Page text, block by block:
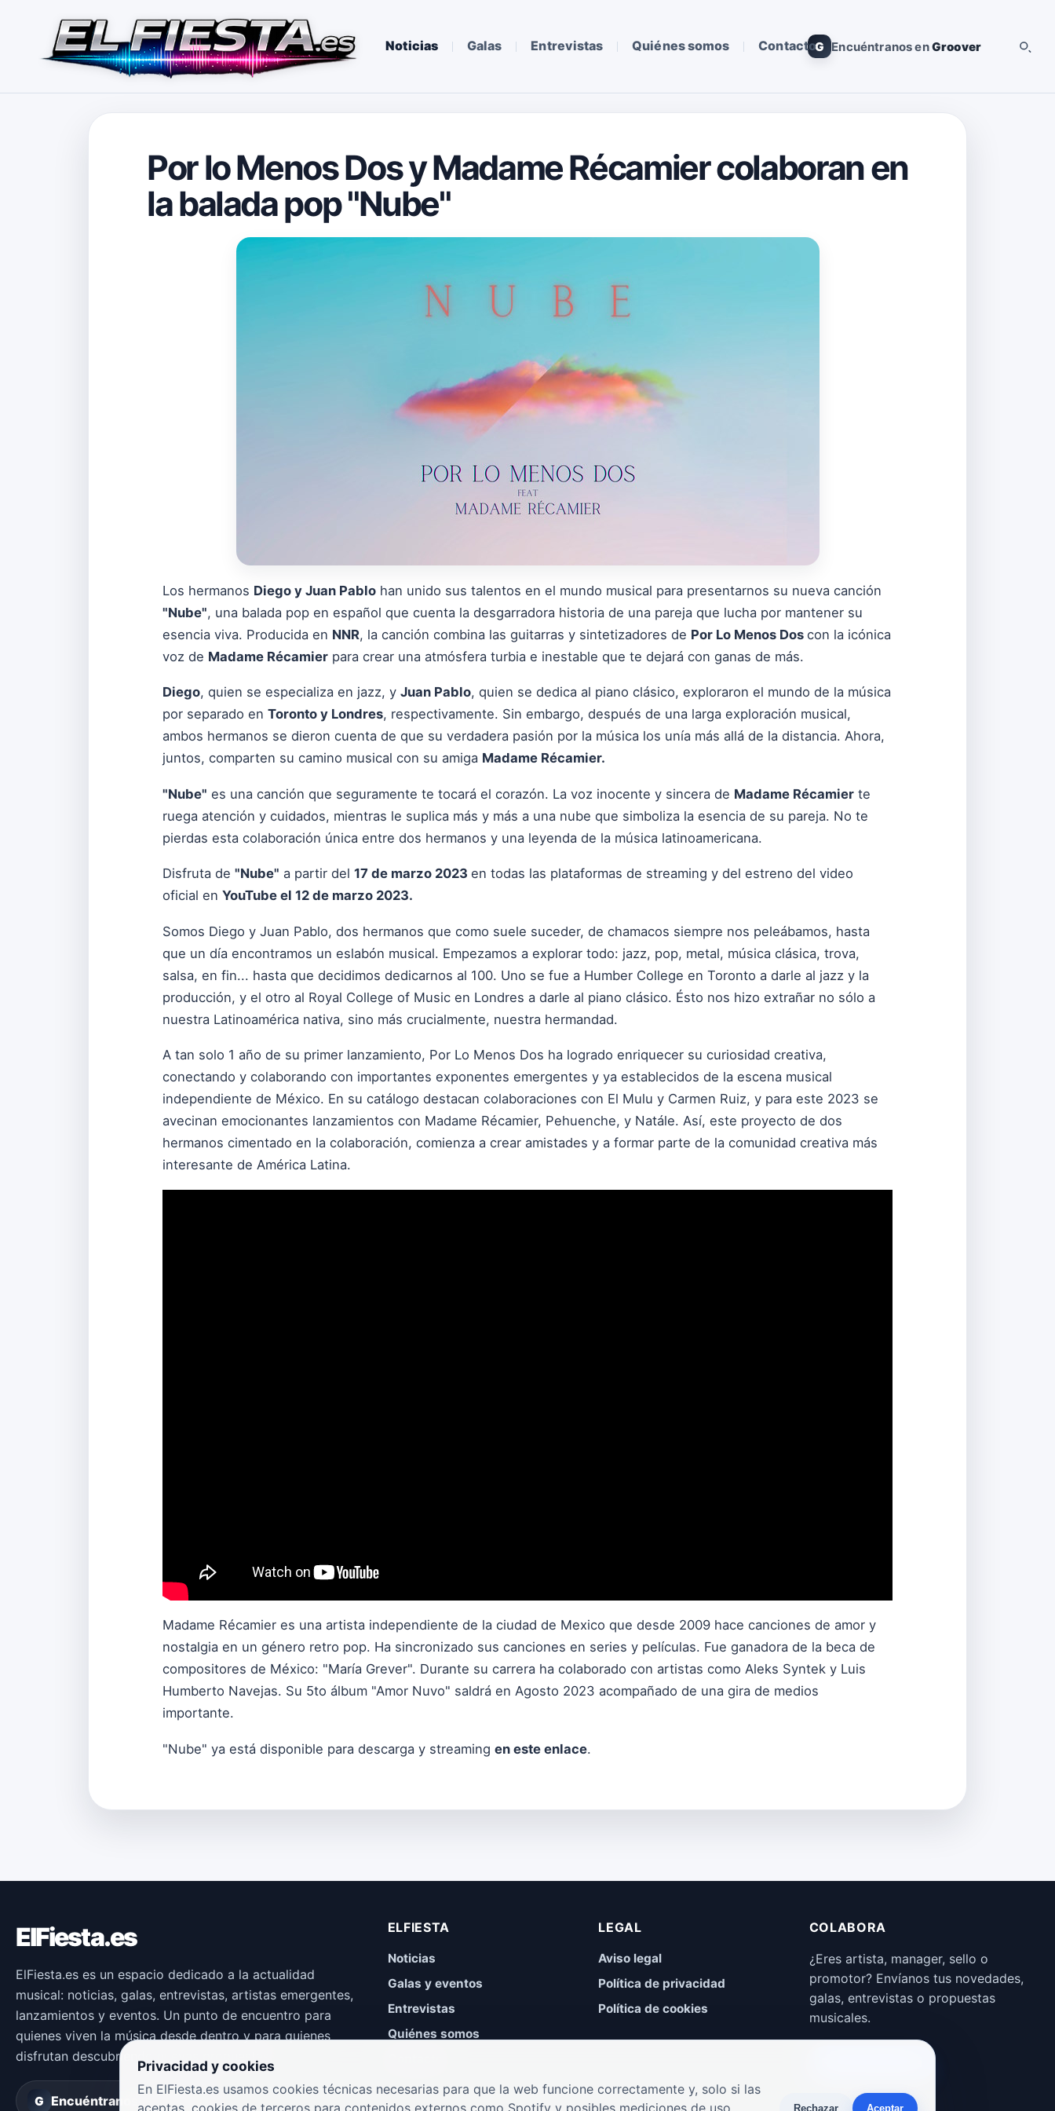
Noticias Galas Entrevistas Quiénes somos ContactoG Encuéntranos enGroover
Por lo Menos Dos y Madame Récamier colaboran en
la balada pop "Nube"
Los hermanos Diego y Juan Pablo han unido sus talentos en el mundo musical para presentarnos su nueva canción
"Nube", una balada pop en español que cuenta la desgarradora historia de una pareja que lucha por mantener su
esencia viva. Producida en NNR, la canción combina las guitarras y sintetizadores de Por Lo Menos Dos con la icónica
voz de Madame Récamier para crear una atmósfera turbia e inestable que te dejará con ganas de más.
Diego, quien se especializa en jazz, y Juan Pablo, quien se dedica al piano clásico, exploraron el mundo de la música
por separado en Toronto y Londres, respectivamente. Sin embargo, después de una larga exploración musical,
ambos hermanos se dieron cuenta de que su verdadera pasión por la música los unía más allá de la distancia. Ahora,
juntos, comparten su camino musical con su amiga Madame Récamier.
"Nube" es una canción que seguramente te tocará el corazón. La voz inocente y sincera de Madame Récamier te
ruega atención y cuidados, mientras le suplica más y más a una nube que simboliza la esencia de su pareja. No te
pierdas esta colaboración única entre dos hermanos y una leyenda de la música latinoamericana.
Disfruta de "Nube" a partir del 17 de marzo 2023 en todas las plataformas de streaming y del estreno del video
oficial en YouTube el 12 de marzo 2023.
Somos Diego y Juan Pablo, dos hermanos que como suele suceder, de chamacos siempre nos peleábamos, hasta
que un día encontramos un eslabón musical. Empezamos a explorar todo: jazz, pop, metal, música clásica, trova,
salsa, en fin... hasta que decidimos dedicarnos al 100. Uno se fue a Humber College en Toronto a darle al jazz y la
producción, y el otro al Royal College of Music en Londres a darle al piano clásico. Ésto nos hizo extrañar no sólo a
nuestra Latinoamérica nativa, sino más crucialmente, nuestra hermandad.
A tan solo 1 año de su primer lanzamiento, Por Lo Menos Dos ha logrado enriquecer su curiosidad creativa,
conectando y colaborando con importantes exponentes emergentes y ya establecidos de la escena musical
independiente de México. En su catálogo destacan colaboraciones con El Mulu y Carmen Ruiz, y para este 2023 se
avecinan emocionantes lanzamientos con Madame Récamier, Pehuenche, y Natále. Así, este proyecto de dos
hermanos cimentado en la colaboración, comienza a crear amistades y a formar parte de la comunidad creativa más
interesante de América Latina.
Madame Récamier es una artista independiente de la ciudad de Mexico que desde 2009 hace canciones de amor y
nostalgia en un género retro pop. Ha sincronizado sus canciones en series y películas. Fue ganadora de la beca de
compositores de México: "María Grever". Durante su carrera ha colaborado con artistas como Aleks Syntek y Luis
Humberto Navejas. Su 5to álbum "Amor Nuvo" saldrá en Agosto 2023 acompañado de una gira de medios
importante.
"Nube" ya está disponible para descarga y streaming en este enlace.
ElFiesta.es
ElFiesta.es es un espacio dedicado a la actualidad
musical: noticias, galas, entrevistas, artistas emergentes,
lanzamientos y eventos. Un punto de encuentro para
quienes viven la música desde dentro y para quienes
disfrutan descubriendo nuevas propuestas.
G Encuéntranos en Groover
ELFIESTA
Noticias
Galas y eventos
Entrevistas
Quiénes somos
LEGAL
Aviso legal
Política de privacidad
Política de cookies
COLABORA
¿Eres artista, manager, sello o
promotor? Envíanos tus novedades,
galas, entrevistas o propuestas
musicales.
Privacidad y cookies
En ElFiesta.es usamos cookies técnicas necesarias para que la web funcione correctamente y, solo si las
aceptas, cookies de terceros para contenidos externos como Spotify y posibles mediciones de uso.
Rechazar Aceptar